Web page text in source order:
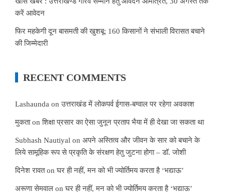
करें आवेदन
फिर महकेगी दून बासमती की खुशबू: 160 किसानों ने संभाली विरासत बचाने
की जिम्मेदारी
RECENT COMMENTS
Lashaunda onउत्तराखंड में लोकपर्व ईगास-बग्वाल पर रहेगा अवकाश
मुकताonशिक्षा प्रसार का ऐसा जुनून प्रताप भैया में ही देखा जा सकता था
Subhash Nautiyal on अपने अस्तित्व और जीवन के सार को बचाने के
लिये सामूहिक रूप से प्रकृति के संरक्षण हेतु जुटना होगा – डॉ. जोशी
दिनेश रावतonघर ही नहीं, मन को भी ज्योर्तिमय करता है ‘भद्याऊ’
अरूणा सेमवाल onघर ही नहीं, मन को भी ज्योर्तिमय करता है ‘भद्याऊ’